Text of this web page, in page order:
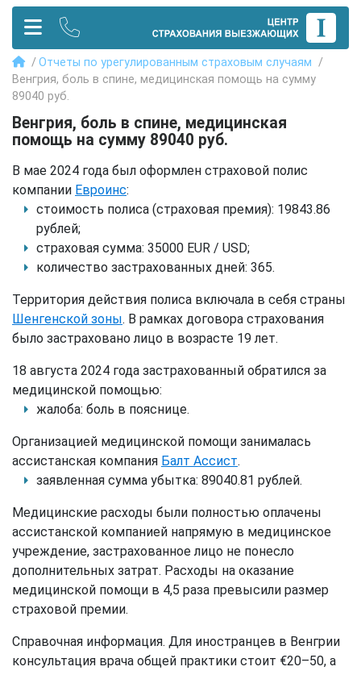
Отчеты по урегулированным страховым случаям
Венгрия, боль в спине, медицинская помощь на сумму
89040 руб.
Венгрия, боль в спине, медицинская
помощь на сумму 89040 руб.
В мае 2024 года был оформлен страховой полис
компании Евроинс:
стоимость полиса (страховая премия): 19843.86
рублей;
страховая сумма: 35000 EUR / USD;
количество застрахованных дней: 365.
Территория действия полиса включала в себя страны
Шенгенской зоны. В рамках договора страхования
было застраховано лицо в возрасте 19 лет.
18 августа 2024 года застрахованный обратился за
медицинской помощью:
жалоба: боль в пояснице.
Организацией медицинской помощи занималась
ассистанская компания Балт Ассист.
заявленная сумма убытка: 89040.81 рублей.
Медицинские расходы были полностью оплачены
ассистанской компанией напрямую в медицинское
учреждение, застрахованное лицо не понесло
дополнительных затрат. Расходы на оказание
медицинской помощи в 4,5 раза превысили размер
страховой премии.
Справочная информация. Для иностранцев в Венгрии
консультация врача общей практики стоит €20–50, а